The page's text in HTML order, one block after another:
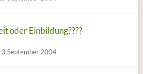
oder Einbildung????
September 2004